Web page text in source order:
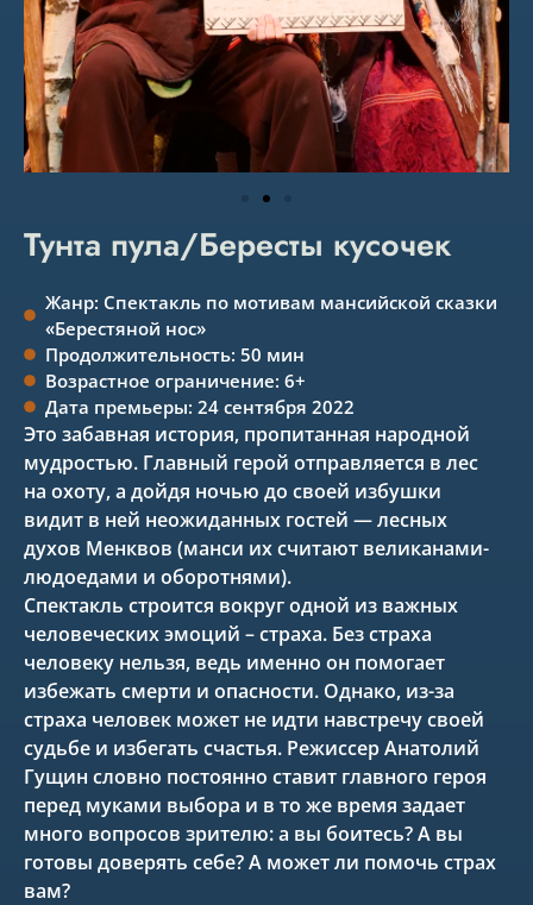
Тунта пула/Бересты кусочек
Жанр: Спектакль по мотивам мансийской сказки
«Берестяной нос»
Продолжительность: 50 мин
Возрастное ограничение: 6+
Дата премьеры: 24 сентября 2022
Это забавная история, пропитанная народной
мудростью. Главный герой отправляется в лес
на охоту, а дойдя ночью до своей избушки
видит в ней неожиданных гостей — лесных
духов Менквов (манси их считают великанами-
людоедами и оборотнями).
Спектакль строится вокруг одной из важных
человеческих эмоций – страха. Без страха
человеку нельзя, ведь именно он помогает
избежать смерти и опасности. Однако, из-за
страха человек может не идти навстречу своей
судьбе и избегать счастья. Режиссер Анатолий
Гущин словно постоянно ставит главного героя
перед муками выбора и в то же время задает
много вопросов зрителю: а вы боитесь? А вы
готовы доверять себе? А может ли помочь страх
вам?